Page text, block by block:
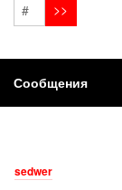
Сообщения
sedwer